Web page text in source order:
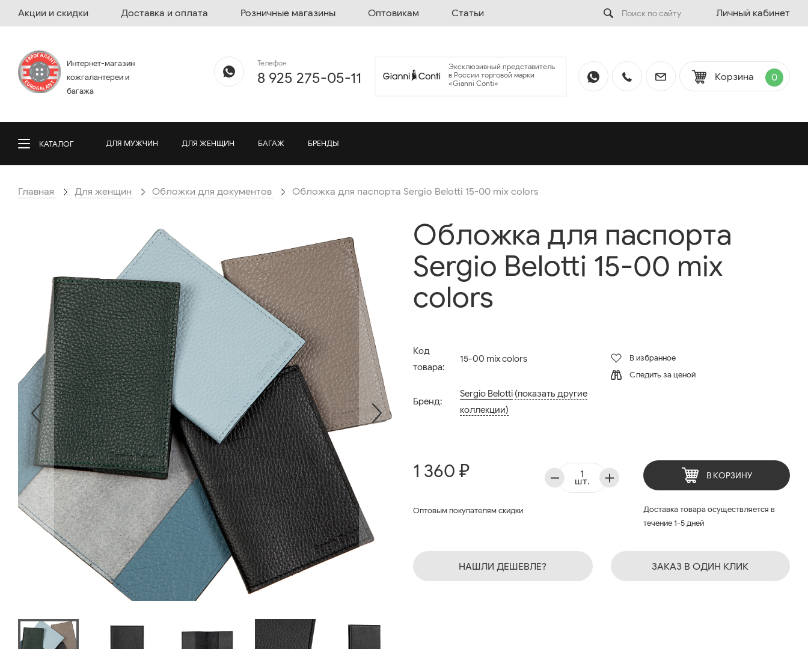
Акции и скидки Доставка и оплата Розничные магазины Оптовикам Статьи Личный кабинет
Интернет-магазин
кожгалантереи и
багажа
Телефон
8 925 275-05-11
Эксклюзивный представитель
в России торговой марки
«Gianni Conti»
Корзина 0
КАТАЛОГ ДЛЯ МУЖЧИН ДЛЯ ЖЕНЩИН БАГАЖ БРЕНДЫ
Главная Для женщин Обложки для документов Обложка для паспорта Sergio Belotti 15-00 mix colors
Обложка для паспорта
Sergio Belotti 15-00 mix
colors
Код
товара:
15-00 mix colors
Бренд:
Sergio Belotti (показать другие
коллекции)
В избранное
Следить за ценой
1 360 ₽
Оптовым покупателям скидки
шт. В КОРЗИНУ
Доставка товара осуществляется в
течение 1-5 дней
НАШЛИ ДЕШЕВЛЕ? ЗАКАЗ В ОДИН КЛИК